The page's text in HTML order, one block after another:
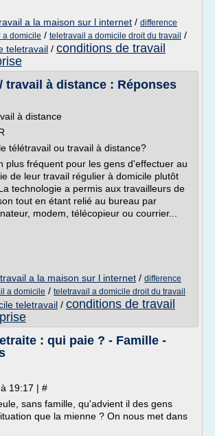
a la maison sur l internet / difference
a domicile / teletravail a domicile droit du travail /
teletravail / conditions de travail
travail à distance : Réponses
à distance
télétravail ou travail à distance?
plus fréquent pour les gens d'effectuer au
de leur travail régulier à domicile plutôt
technologie a permis aux travailleurs de
tout en étant relié au bureau par
modem, télécopieur ou courrier...
travail a la maison sur l internet / difference
a domicile / teletravail a domicile droit du travail
teletravail / conditions de travail
: qui paie ? - Famille -
19:17 | #
sans famille, qu'advient il des gens
que la mienne ? On nous met dans